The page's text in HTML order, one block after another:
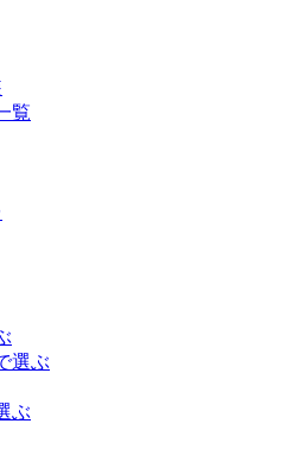
覧
選ぶ
ぶ